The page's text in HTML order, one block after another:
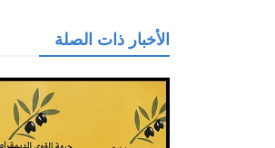
الأخبار ذات الصلة